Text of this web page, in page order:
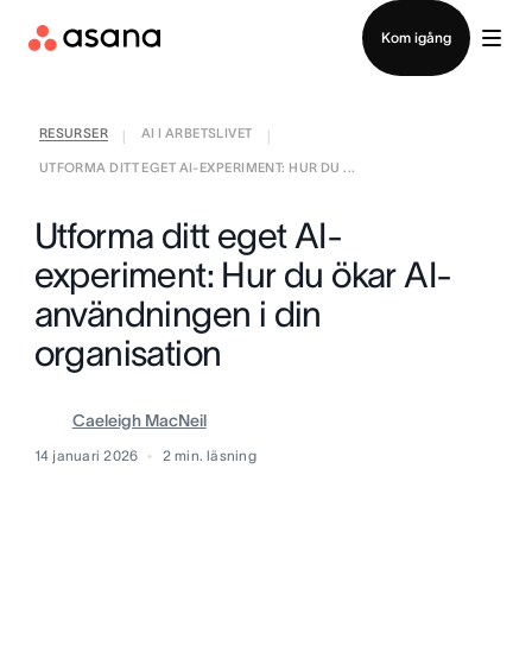
Kom igång
RESURSER AI I ARBETSLIVET
UTFORMA DITT EGET AI-EXPERIMENT: HUR DU ...
Utforma ditt eget AI-
experiment: Hur du ökar AI-
användningen i din
organisation
Caeleigh MacNeil
14 januari 2026 2 min. läsning